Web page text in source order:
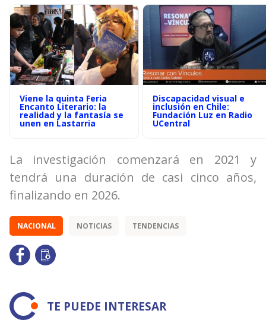
Viene la quinta Feria
Encanto Literario: la
realidad y la fantasía se
unen en Lastarria
Discapacidad visual e
inclusión en Chile:
Fundación Luz en Radio
UCentral
La investigación comenzará en 2021 y
tendrá una duración de casi cinco años,
finalizando en 2026.
NACIONAL NOTICIAS TENDENCIAS
TE PUEDE INTERESAR